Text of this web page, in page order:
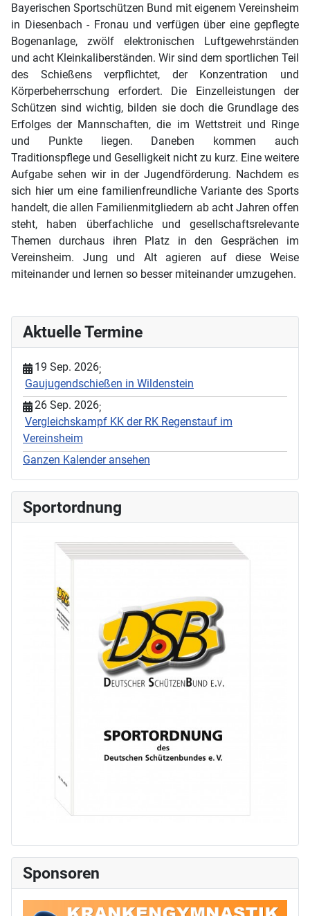
Bayerischen Sportschützen Bund mit eigenem Vereinsheim
in Diesenbach - Fronau und verfügen über eine gepflegte
Bogenanlage, zwölf elektronischen Luftgewehrständen
und acht Kleinkaliberständen. Wir sind dem sportlichen Teil
des Schießens verpflichtet, der Konzentration und
Körperbeherrschung erfordert. Die Einzelleistungen der
Schützen sind wichtig, bilden sie doch die Grundlage des
Erfolges der Mannschaften, die im Wettstreit und Ringe
und Punkte liegen. Daneben kommen auch
Traditionspflege und Geselligkeit nicht zu kurz. Eine weitere
Aufgabe sehen wir in der Jugendförderung. Nachdem es
sich hier um eine familienfreundliche Variante des Sports
handelt, die allen Familienmitgliedern ab acht Jahren offen
steht, haben überfachliche und gesellschaftsrelevante
Themen durchaus ihren Platz in den Gesprächen im
Vereinsheim. Jung und Alt agieren auf diese Weise
miteinander und lernen so besser miteinander umzugehen.
Aktuelle Termine
19 Sep. 2026;
Gaujugendschießen in Wildenstein
26 Sep. 2026;
Vergleichskampf KK der RK Regenstauf im
Vereinsheim
Ganzen Kalender ansehen
Sportordnung
Sponsoren